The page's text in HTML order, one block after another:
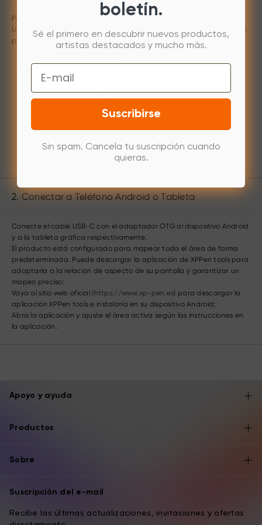
Por favor, conecte el cable USB-C a USB-A enchufando el extremo
USB-A en el puerto USB de la computadora y el extremo USB-C en el
puerto USB-C de la tableta.
2. Conectar a Teléfono Android o Tableta
Conecte el cable USB-C con el adaptador OTG al dispositivo Android
y a la tableta gráfica respectivamente.
El producto está configurado para mapear toda el área de forma
predeterminada. Puede descargar la aplicación de XPPen tools para
adaptarla a la relación de aspecto de su pantalla y garantizar un
mapeo preciso:
Vaya al sitio web oficial (https://www.xp-pen.es) para descargar la
aplicación XPPen tools e instalarla en su dispositivo Android;
Abra la aplicación y ajuste el área activa según las instrucciones en
la aplicación.
Apoyo y ayuda
Productos
Sobre
Suscripción del e-mail
Recibe las últimas actualizaciones, invitaciones y ofertas
boletín.
Sé el primero en descubrir nuevos productos,
artistas destacados y mucho más.
Email
Suscribirse
Sin spam. Cancela tu suscripción cuando
quieras.